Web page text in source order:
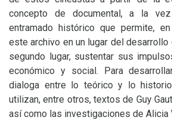
concepto de documental, a la
entramado histórico que permite,
este archivo en un lugar del desarrollo
segundo lugar, sustentar sus
económico y social. Para
dialoga entre lo teórico y lo
utilizan, entre otros, textos de Guy
así como las investigaciones de Alicia